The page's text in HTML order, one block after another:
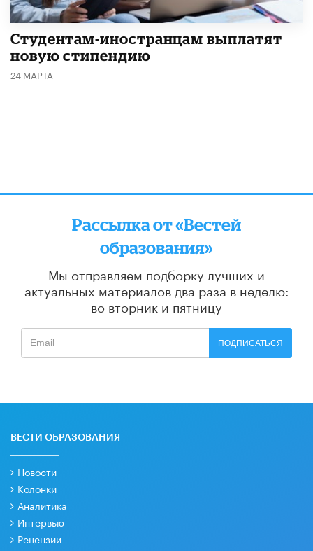
Студентам-иностранцам выплатят
новую стипендию
24 МАРТА
Рассылка от «Вестей
образования»
Мы отправляем подборку лучших и
актуальных материалов два раза в неделю:
во вторник и пятницу
ПОДПИСАТЬСЯ
ВЕСТИ ОБРАЗОВАНИЯ
Новости
Колонки
Аналитика
Интервью
Рецензии